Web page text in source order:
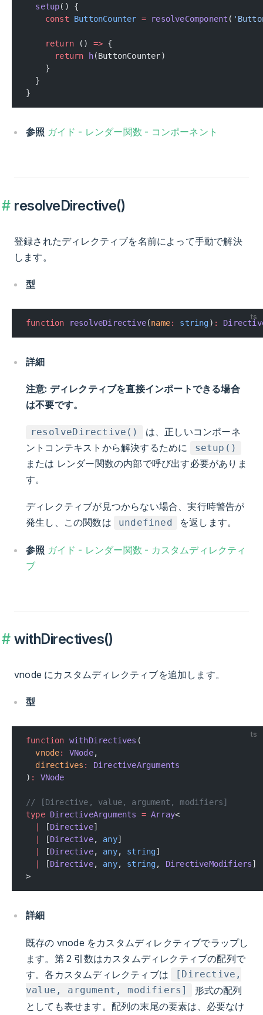
  setup
() {
    const
ButtonCounter = resolveComponent (
    return
() => {
      return
h(ButtonCounter)
    }
  }
}
参照 ガイド - レンダー関数 - コンポーネント
resolveDirective()
登録されたディレクティブを名前によって手動で解決
します。
型
ts
function resolveDirective(name: string) :
詳細
注意: ディレクティブを直接インポートできる場合
は不要です。
resolveDirective()
は、正しいコンポーネ
ントコンテキストから解決するために
setup()
または レンダー関数の内部で呼び出す必要がありま
す。
ディレクティブが見つからない場合、実行時警告が
発生し、この関数は
undefined を返します。
参照 ガイド - レンダー関数 - カスタムディレクティ
ブ
withDirectives()
vnode にカスタムディレクティブを追加します。
型
ts
function withDirectives (
  vnode
: VNode,
  directives
:
DirectiveArguments
) : VNode
// [Directive, value, argument, modifiers]
type DirectiveArguments = Array<
[Directive]
[Directive, any]
[Directive, any, string]
[Directive, any, string, DirectiveModifiers]
>
詳細
既存の vnode をカスタムディレクティブでラップし
ます。第 2 引数はカスタムディレクティブの配列で
す。各カスタムディレクティブは
[Directive,
value, argument, modifiers]
形式の配列
としても表せます。配列の末尾の要素は、必要なけ